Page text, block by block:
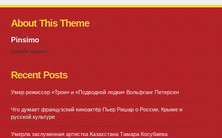
About This Theme
Pinsimo
онлайн казино
Recent Posts
Умер режиссер «Трои» и «Подводной лодки» Вольфганг Петерсен
Что думает французский киноактёр Пьер Ришар о России, Крыме и
русской культуре
Умерла заслуженная артистка Казахстана Тамара Косубаева